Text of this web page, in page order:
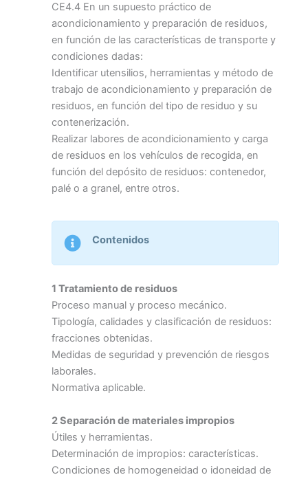
CE4.4 En un supuesto práctico de
acondicionamiento y preparación de residuos,
en función de las características de transporte y
condiciones dadas:
Identificar utensilios, herramientas y método de
trabajo de acondicionamiento y preparación de
residuos, en función del tipo de residuo y su
contenerización.
Realizar labores de acondicionamiento y carga
de residuos en los vehículos de recogida, en
función del depósito de residuos: contenedor,
palé o a granel, entre otros.
Contenidos
1 Tratamiento de residuos
Proceso manual y proceso mecánico.
Tipología, calidades y clasificación de residuos:
fracciones obtenidas.
Medidas de seguridad y prevención de riesgos
laborales.
Normativa aplicable.
2 Separación de materiales impropios
Útiles y herramientas.
Determinación de impropios: características.
Condiciones de homogeneidad o idoneidad de